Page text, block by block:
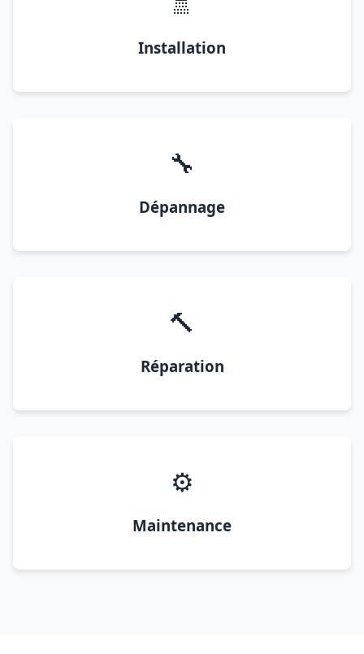
Installation
🔧
Dépannage
🔨
Réparation
⚙️
Maintenance